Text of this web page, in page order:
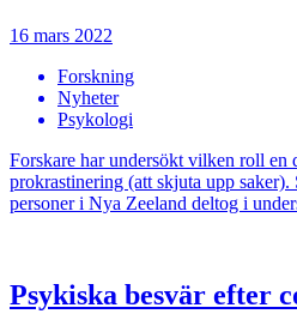
16 mars 2022
Forskning
Nyheter
Psykologi
Forskare har undersökt vilken roll en
prokrastinering (att skjuta upp saker).
personer i Nya Zeeland deltog i
Psykiska besvär efter